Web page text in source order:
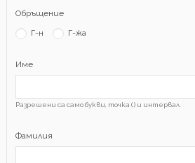
Обръщение
Г-н Г-жа
Име
Разрешени са само букви, точка (.) и интервал.
Фамилия